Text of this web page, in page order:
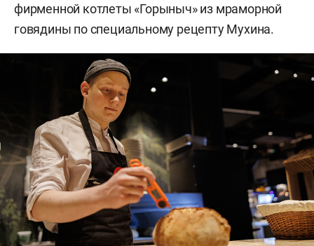
фирменной котлеты «Горыныч» из мраморной
говядины по специальному рецепту Мухина.